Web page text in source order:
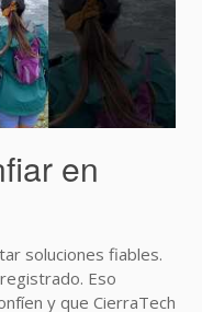
en
soluciones fiables.
Eso
y que CierraTech